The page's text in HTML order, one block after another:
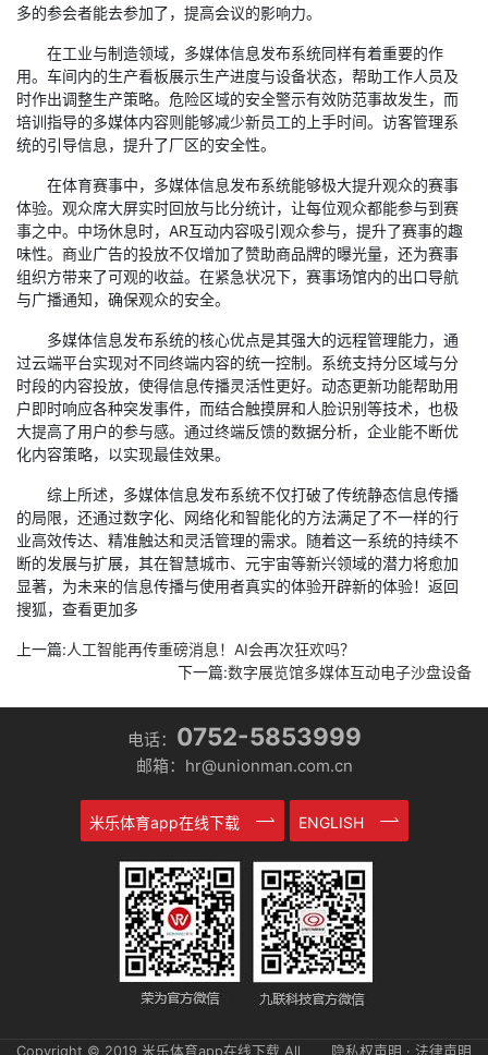
多的参会者能去参加了，提高会议的影响力。
在工业与制造领域，多媒体信息发布系统同样有着重要的作
用。车间内的生产看板展示生产进度与设备状态，帮助工作人员及
时作出调整生产策略。危险区域的安全警示有效防范事故发生，而
培训指导的多媒体内容则能够减少新员工的上手时间。访客管理系
统的引导信息，提升了厂区的安全性。
在体育赛事中，多媒体信息发布系统能够极大提升观众的赛事
体验。观众席大屏实时回放与比分统计，让每位观众都能参与到赛
事之中。中场休息时，AR互动内容吸引观众参与，提升了赛事的趣
味性。商业广告的投放不仅增加了赞助商品牌的曝光量，还为赛事
组织方带来了可观的收益。在紧急状况下，赛事场馆内的出口导航
与广播通知，确保观众的安全。
多媒体信息发布系统的核心优点是其强大的远程管理能力，通
过云端平台实现对不同终端内容的统一控制。系统支持分区域与分
时段的内容投放，使得信息传播灵活性更好。动态更新功能帮助用
户即时响应各种突发事件，而结合触摸屏和人脸识别等技术，也极
大提高了用户的参与感。通过终端反馈的数据分析，企业能不断优
化内容策略，以实现最佳效果。
综上所述，多媒体信息发布系统不仅打破了传统静态信息传播
的局限，还通过数字化、网络化和智能化的方法满足了不一样的行
业高效传达、精准触达和灵活管理的需求。随着这一系统的持续不
断的发展与扩展，其在智慧城市、元宇宙等新兴领域的潜力将愈加
显著，为未来的信息传播与使用者真实的体验开辟新的体验！返回
搜狐，查看更加多
上一篇:人工智能再传重磅消息！AI会再次狂欢吗？
下一篇:数字展览馆多媒体互动电子沙盘设备
电话： 0752-5853999
邮箱：hr@unionman.com.cn
米乐体育app在线下载 ENGLISH
隐私权声明 · 法律声明
Copyright © 2019 米乐体育app在线下载 All